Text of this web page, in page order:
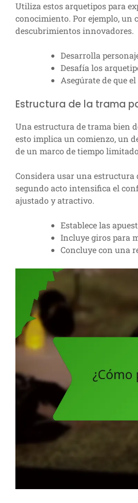
Utiliza estos arquetipos para
conocimiento. Por ejemplo, un
descubrimientos innovadores.
Desarrolla
Desafía los
Asegúrate de que
Estructura de la trama
Una estructura de trama bien
esto implica un comienzo, un
de un marco de tiempo
Considera usar una estructura
segundo acto intensifica el
ajustado y atractivo.
Establece las
Incluye giros para
Concluye con una